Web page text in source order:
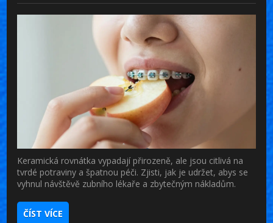
Keramická rovnátka vypadají přirozeně, ale jsou citlivá na
tvrdé potraviny a špatnou péči. Zjisti, jak je udržet, abys se
vyhnul návštěvě zubního lékaře a zbytečným nákladům.
ČÍST VÍCE